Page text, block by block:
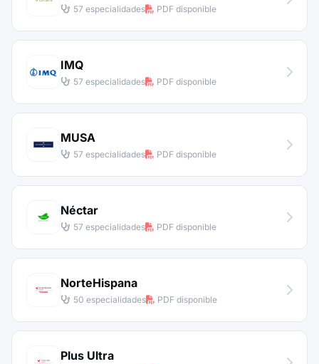
57 especialidades PDF disponible
IMQ
57 especialidades PDF disponible
MUSA
57 especialidades PDF disponible
Néctar
57 especialidades PDF disponible
NorteHispana
50 especialidades PDF disponible
Plus Ultra